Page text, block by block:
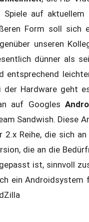
Spiele auf aktuellem
Form soll sich
unseren
dünner als
entsprechend
der Hardware geht
auf Googles
Sandwish. Diese
2.x Reihe, die sich
die an die
ist, sinnvoll
ein